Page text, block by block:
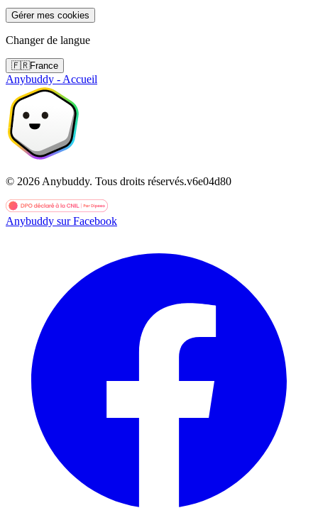
Gérer mes cookies
Changer de langue
🇫🇷France
Anybuddy - Accueil
© 2026 Anybuddy. Tous droits réservés.v6e04d80
Anybuddy sur Facebook